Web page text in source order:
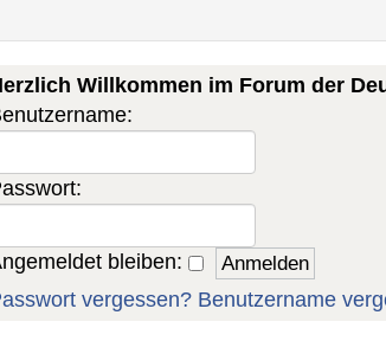
Willkommen im Forum der
bleiben:
vergessen? Benutzername